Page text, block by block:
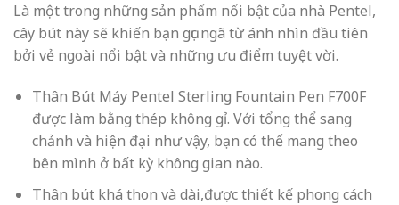
Là một trong những sản phẩm nổi bật của nhà Pentel,
cây bút này sẽ khiến bạn gục ngã từ ánh nhìn đầu tiên
bởi vẻ ngoài nổi bật và những ưu điểm tuyệt vời.
Thân Bút Máy Pentel Sterling Fountain Pen F700F
được làm bằng thép không gỉ. Với tổng thể sang
chảnh và hiện đại như vậy, bạn có thể mang theo
bên mình ở bất kỳ không gian nào.
Thân bút khá thon và dài,được thiết kế phong cách